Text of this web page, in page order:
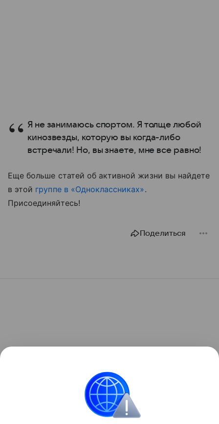
Я не занимаюсь спортом. Я толще любой
кинозвезды, которую вы когда-либо
встречали! Но, вы знаете, мне все равно!
Еще больше статей об активной жизни вы найдете
в этой группе в «Одноклассниках».
Присоединяйтесь!
Поделиться